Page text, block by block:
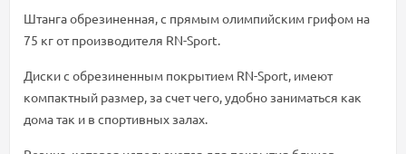
Штанга обрезиненная, с прямым олимпийским грифом на
75 кг от производителя RN-Sport.
Диски с обрезиненным покрытием RN-Sport, имеют
компактный размер, за счет чего, удобно заниматься как
дома так и в спортивных залах.